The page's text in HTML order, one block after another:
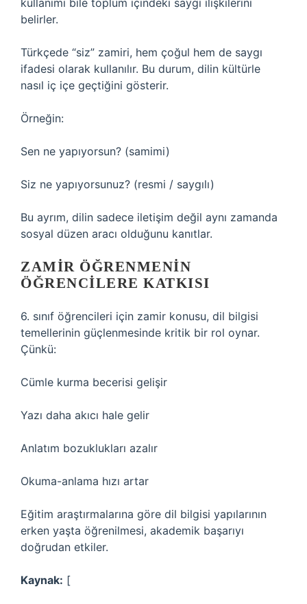
kullanımı bile toplum içindeki saygı ilişkilerini
belirler.
Türkçede “siz” zamiri, hem çoğul hem de saygı
ifadesi olarak kullanılır. Bu durum, dilin kültürle
nasıl iç içe geçtiğini gösterir.
Örneğin:
Sen ne yapıyorsun? (samimi)
Siz ne yapıyorsunuz? (resmi / saygılı)
Bu ayrım, dilin sadece iletişim değil aynı zamanda
sosyal düzen aracı olduğunu kanıtlar.
ZAMIR ÖĞRENMENIN
ÖĞRENCILERE KATKISI
6. sınıf öğrencileri için zamir konusu, dil bilgisi
temellerinin güçlenmesinde kritik bir rol oynar.
Çünkü:
Cümle kurma becerisi gelişir
Yazı daha akıcı hale gelir
Anlatım bozuklukları azalır
Okuma-anlama hızı artar
Eğitim araştırmalarına göre dil bilgisi yapılarının
erken yaşta öğrenilmesi, akademik başarıyı
doğrudan etkiler.
Kaynak: [